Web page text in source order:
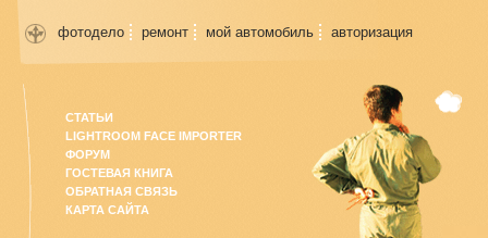
фотодело ремонт мой автомобиль авторизация
СТАТЬИ
LIGHTROOM FACE IMPORTER
ФОРУМ
ГОСТЕВАЯ КНИГА
ОБРАТНАЯ СВЯЗЬ
КАРТА САЙТА